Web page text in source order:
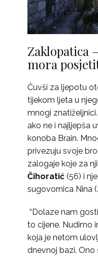
Zaklopatica
mora
Čuvši za ljepotu
tijekom ljeta u
mnogi
ako ne i najljepša
konoba Brain.
privezuju svoje
zalogaje koje za
Čihoratić (56) i
sugovornica Nina
“Dolaze nam
to cijene. Nudimo
koja je netom
dnevnoj bazi. Ono